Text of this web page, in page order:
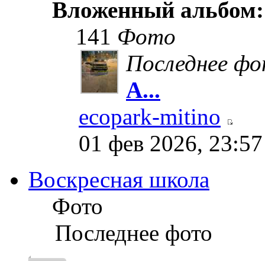
Вложенный
141 Фото
Последнее
А...
ecopark-mitino
01 фев 2026, 23:57
Воскресная школа
Фото
Последнее фото